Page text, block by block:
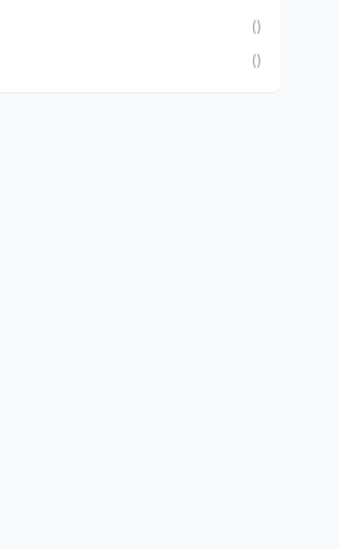
()
()